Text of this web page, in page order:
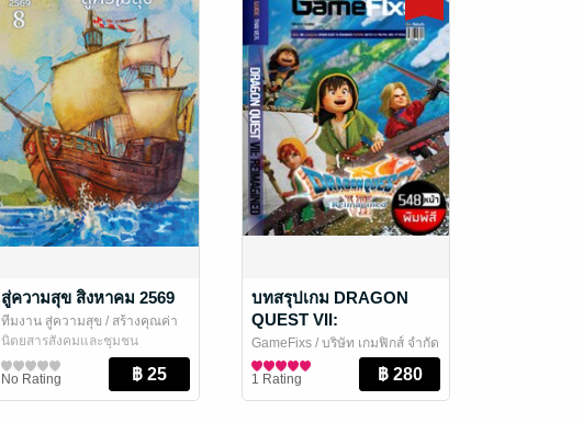
สู่ความสุข สิงหาคม 2569
ทีมงาน สู่ความสุข / สร้างคุณค่า
นิตยสารสังคมและชุมชน
No Rating
บทสรุปเกม DRAGON
QUEST VII:
REMIMAGINED [พิมพ์
สี/548 หน้า] [IS186]
GameFixs / บริษัท เกมฟิกส์ จำกัด
นิตยสารการ์ตูนและเกม
1 Rating